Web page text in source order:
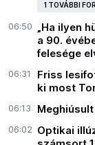
1 TOVÁBBI
06:50 „Ha ilyen
a 90.
felesége
06:31
Friss
ki most
06:13
06:02 Optikai